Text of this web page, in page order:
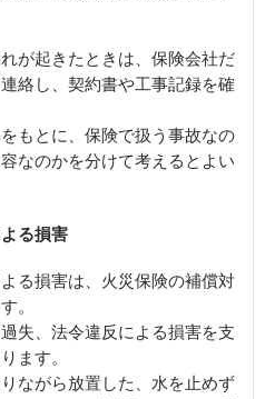
が起きたときは、保険会社だ
絡し、契約書や工事記録を確
もとに、保険で扱う事故なの
なのかを分けて考えるとよい
る損害
る損害は、火災保険の補償対
。
失、法令違反による損害を支
ます。
ながら放置した、水を止めず